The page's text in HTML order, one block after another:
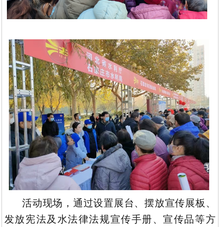
活动现场，通过设置展台、摆放宣传展板、
发放宪法及水法律法规宣传手册、宣传品等方